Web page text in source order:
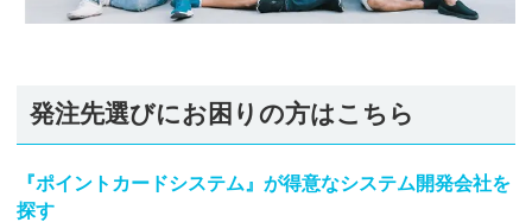
発注先選びにお困りの方はこちら
『ポイントカードシステム』が得意なシステム開発会社を
探す